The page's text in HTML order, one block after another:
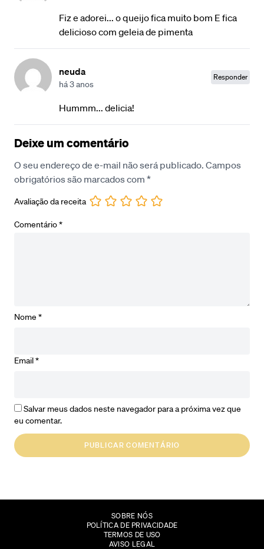
Fiz e adorei... o queijo fica muito bom E fica
delicioso com geleia de pimenta
neuda
há 3 anos
Responder
Hummm... delicia!
Deixe um comentário
O seu endereço de e-mail não será publicado. Campos
obrigatórios são marcados com *
Avaliação da receita
Comentário*
Nome *
Email*
Salvar meus dados neste navegador para a próxima vez que
eu comentar.
SOBRE NÓS
POLÍTICA DE PRIVACIDADE
TERMOS DE USO
AVISO LEGAL